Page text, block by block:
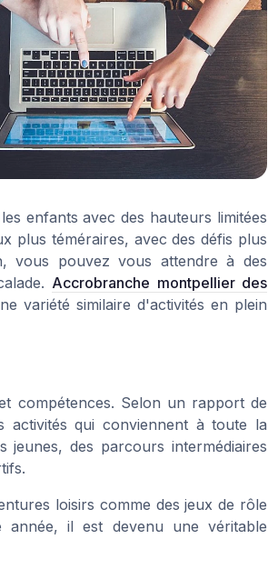
enfants avec des hauteurs limitées
plus téméraires, avec des défis plus
vous pouvez vous attendre à des
Accrobranche montpellier des
variété similaire d'activités en plein
compétences. Selon un rapport de
activités qui conviennent à toute la
des parcours intermédiaires
loisirs comme des jeux de rôle
il est devenu une véritable